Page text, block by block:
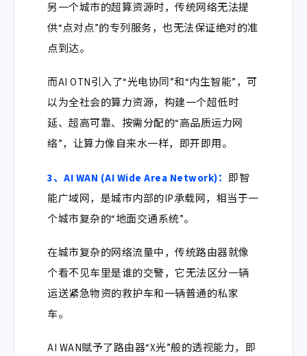
另一个城市的超算资源时，传统网络无法提
供“点对点”的专列服务，也无法保证绝对的准
点到达。
而AI OTN引入了“光电协同”和“内生智能”，可
以为全社会的算力资源，构建一个超低时
延、超高可靠、按需分配的“高品质运力网
络”，让算力像自来水一样，即开即用。
3、AI WAN (AI Wide Area Network)： 即智
能广域网，是城市内部的IP承载网，相当于一
个城市复杂的“地面交通系统”。
在城市复杂的网络流量中，传统路由器就像
个看不见车里是谁的交警，它无法区分一辆
运送紧急物资的救护车和一辆普通的私家
车。
AI WAN赋予了路由器“X光”般的透视能力，即